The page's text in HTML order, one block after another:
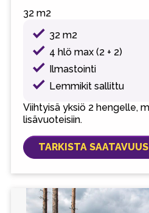
32 m2
32 m2
4 hlö max (2 + 2)
Ilmastointi
Lemmikit sallittu
Viihtyisä yksiö 2 hengelle,
lisävuoteisiin.
TARKISTA SAATAVUUS